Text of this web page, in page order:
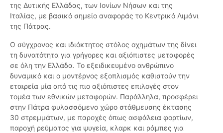
της Δυτικής Ελλάδας, των Ιονίων Νήσων και της
Ιταλίας, με βασικό σημείο αναφοράς το Κεντρικό Λιμάνι
της Πάτρας.
Ο σύγχρονος και ιδιόκτητος στόλος οχημάτων της δίνει
τη δυνατότητα για γρήγορες και αξιόπιστες μεταφορές
σε όλη την Ελλάδα. Το εξειδικευμένο ανθρώπινο
δυναμικό και ο μοντέρνος εξοπλισμός καθιστούν την
εταιρεία μία από τις πιο αξιόπιστες επιλογές στον
τομέα των εθνικών μεταφορών. Παράλληλα, προσφέρει
στην Πάτρα φυλασσόμενο χώρο στάθμευσης έκτασης
30 στρεμμάτων, με παροχές όπως ασφάλεια φορτίων,
παροχή ρεύματος για ψυγεία, κλαρκ και ράμπες για